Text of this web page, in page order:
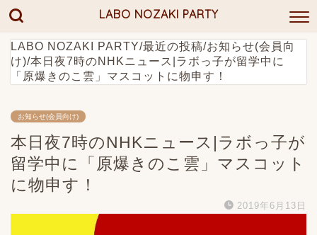
LABO NOZAKI PARTY
LABO NOZAKI PARTY/最近の投稿/お知らせ(会員向
け)/本日夜7時のNHKニュース|ラボっ子が留学中に
「原爆きのこ雲」マスコットに物申す！
お知らせ(会員向け)
本日夜7時のNHKニュース|ラボっ子が
留学中に「原爆きのこ雲」マスコット
に物申す！
2019年6月13日